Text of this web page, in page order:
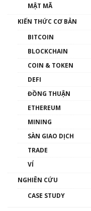
00:43:47
như thể
00:39:31
Phổ cập
thống &
MẬT MÃ
KIẾN THỨC CƠ BẢN
BITCOIN
BLOCKCHAIN
COIN & TOKEN
DEFI
ĐỒNG THUẬN
ETHEREUM
MINING
SÀN GIAO DỊCH
TRADE
VÍ
NGHIÊN CỨU
CASE STUDY